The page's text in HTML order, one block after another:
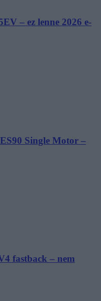
– ez lenne 2026 e-
Single Motor –
fastback – nem